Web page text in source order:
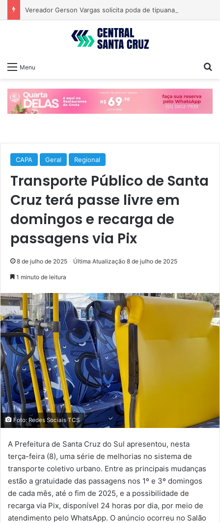
Menu
CAPA Geral Regional
Transporte Público de Santa
Cruz terá passe livre em
domingos e recarga de
passagens via Pix
8 de julho de 2025 Última Atualização 8 de julho de 2025
1 minuto de leitura
Foto: Redes Sociais TCS
A Prefeitura de Santa Cruz do Sul apresentou, nesta
terça-feira (8), uma série de melhorias no sistema de
transporte coletivo urbano. Entre as principais mudanças
estão a gratuidade das passagens nos 1º e 3º domingos
de cada mês, até o fim de 2025, e a possibilidade de
recarga via Pix, disponível 24 horas por dia, por meio de
atendimento pelo WhatsApp. O anúncio ocorreu no Salão